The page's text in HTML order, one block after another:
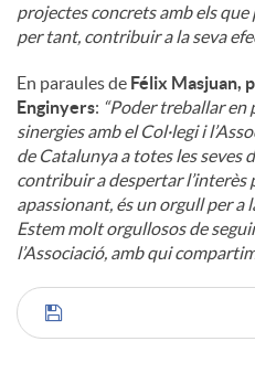
projectes concrets amb els
per tant, contribuir a la seva
En paraules de Félix Masjuan,
Enginyers: “Poder treballar en
sinergies amb el Col·legi i
de Catalunya a totes les seves
contribuir a despertar l’interès
apassionant, és un orgull per a
Estem molt orgullosos de
l’Associació, amb qui
C